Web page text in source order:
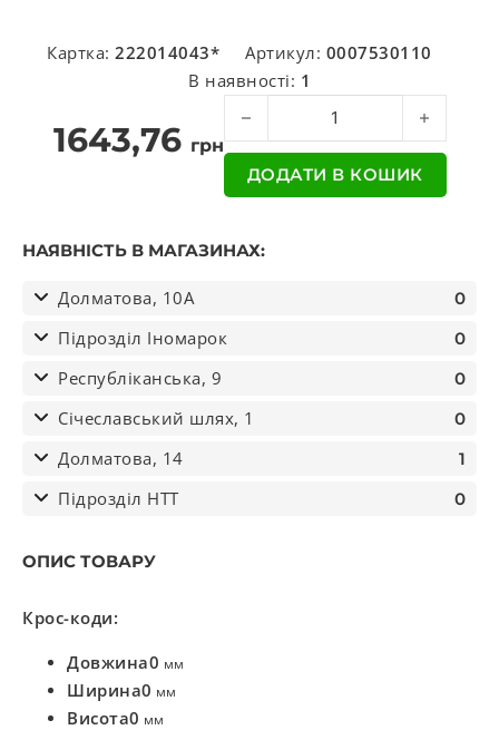
Картка: 222014043* Артикул: 0007530110
В наявності: 1
1643,76 грн
Трос привідний с/г кількість
ДОДАТИ В КОШИК
НАЯВНІСТЬ В МАГАЗИНАХ:
Долматова, 10А 0
Підрозділ Іномарок 0
Республіканська, 9 0
Січеславський шлях, 1 0
Долматова, 14 1
Підрозділ НТТ 0
ОПИС ТОВАРУ
Крос-коди:
Довжина0 мм
Ширина0 мм
Висота0 мм